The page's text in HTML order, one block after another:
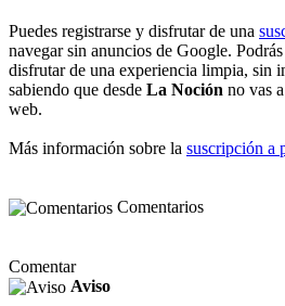
Puedes registrarse y disfrutar de una
navegar sin anuncios de Google. Podrás
disfrutar de una experiencia limpia, sin
sabiendo que desde La Noción no vas
web.
Más información sobre la suscripción a
Comentarios
Comentar
Aviso